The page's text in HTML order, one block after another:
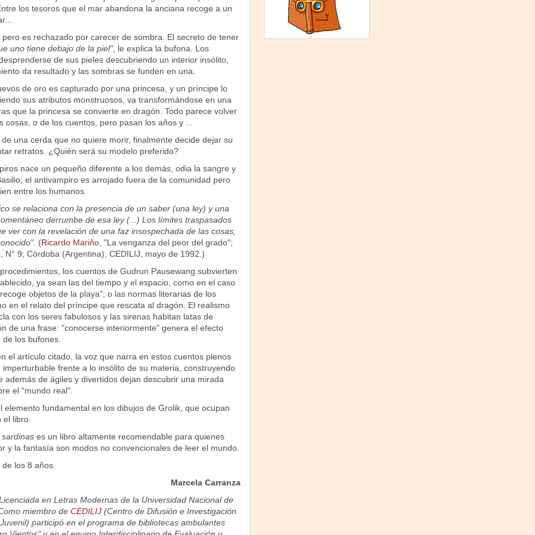
los tesoros que el mar abandona la anciana recoge a un
es rechazado por carecer de sombra. El secreto de tener
uno tiene debajo de la piel", le explica la bufona. Los
de sus pieles descubriendo un interior insólito,
da resultado y las sombras se funden en una.
de oro es capturado por una princesa, y un príncipe lo
sus atributos monstruosos, va transformándose en una
que la princesa se convierte en dragón. Todo parece volver
cosas, o de los cuentos, pero pasan los años y ...
una cerda que no quiere morir, finalmente decide dejar su
retratos. ¿Quién será su modelo preferido?
nace un pequeño diferente a los demás, odia la sangre y
el antivampiro es arrojado fuera de la comunidad pero
entre los humanos.
se relaciona con la presencia de un saber (una ley) y una
derrumbe de esa ley (...) Los límites traspasados
ver con la revelación de una faz insospechada de las cosas,
. (Ricardo Mariño, "La venganza del peor del grado";
, N° 9; Córdoba (Argentina), CEDILIJ, mayo de 1992.)
los cuentos de Gudrun Pausewang subvierten
ya sean las del tiempo y el espacio, como en el caso
objetos de la playa"; o las normas literarias de los
en el relato del príncipe que rescata al dragón. El realismo
con los seres fabulosos y las sirenas habitan latas de
de una frase: "conocerse interiormente" genera el efecto
los bufones.
el artículo citado, la voz que narra en estos cuentos plenos
frente a lo insólito de su materia, construyendo
además de ágiles y divertidos dejan descubrir una mirada
el "mundo real".
elemento fundamental en los dibujos de Grolik, que ocupan
libro.
es un libro altamente recomendable para quienes
y la fantasía son modos no convencionales de leer el mundo.
los 8 años.
Marcela Carranza
en Letras Modernas de la Universidad Nacional de
miembro de CEDILIJ(Centro de Difusión e Investigación
participó en el programa de bibliotecas ambulantes